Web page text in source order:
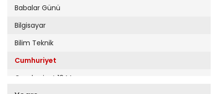
Babalar Günü
Bilgisayar
Bilim Teknik
Cumhuriyet
Cumhuriyet 19 Mayıs